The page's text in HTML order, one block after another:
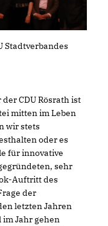
Stadtverbandes
CDU Rösrath ist
mitten im Leben
wir stets
oder es
für innovative
sehr
Auftritt des
der
letzten Jahren
im Jahr gehen